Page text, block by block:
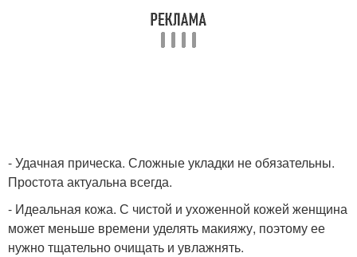
- Удачная прическа. Сложные укладки не обязательны.
Простота актуальна всегда.
- Идеальная кожа. С чистой и ухоженной кожей женщина
может меньше времени уделять макияжу, поэтому ее
нужно тщательно очищать и увлажнять.